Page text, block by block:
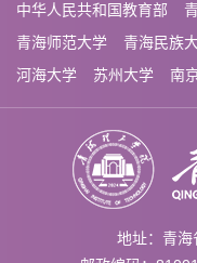
中华人民共和国教育部
青海师范大学
青海民族
河海大学
苏州大学 南
地址：青海